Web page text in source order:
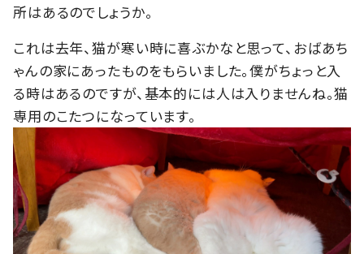
所はあるのでしょうか。
これは去年、猫が寒い時に喜ぶかなと思って、おばあち
ゃんの家にあったものをもらいました。僕がちょっと入
る時はあるのですが、基本的には人は入りませんね。猫
専用のこたつになっています。